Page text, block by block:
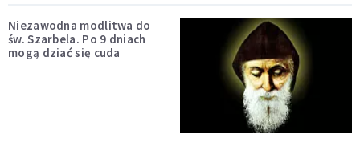
Niezawodna modlitwa do
św. Szarbela. Po 9 dniach
mogą dziać się cuda